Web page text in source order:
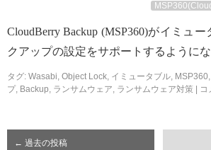
CloudBerry Backup (MSP360)がイミュ
クアップの設定をサポートするように
タグ: Wasabi, Object Lock, イミュータブル, MSP360,
プ, Backup, ランサムウェア, ランサムウェア対策 コ
← 過去の投稿